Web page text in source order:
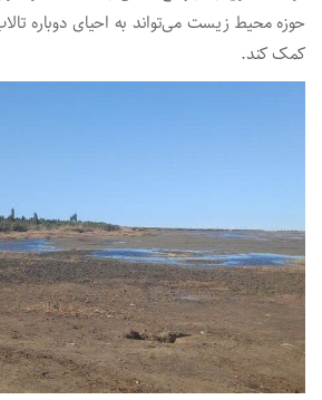
حوزه محیط زیست می‌تواند به احیای دوباره
کمک کند.